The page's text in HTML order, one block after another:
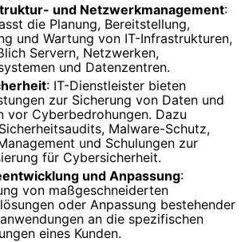
und Netzwerkmanagement:
die Planung, Bereitstellung,
und Wartung von IT-Infrastrukturen,
Servern, Netzwerken,
und Datenzentren.
: IT-Dienstleister bieten
zur Sicherung von Daten und
vor Cyberbedrohungen. Dazu
Malware-Schutz,
und Schulungen zur
für Cybersicherheit.
und Anpassung:
von maßgeschneiderten
oder Anpassung bestehender
an die spezifischen
eines Kunden.